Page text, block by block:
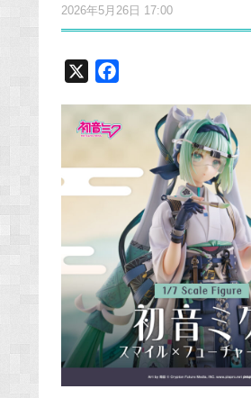
2026年5月26日 17:00
b
o
k